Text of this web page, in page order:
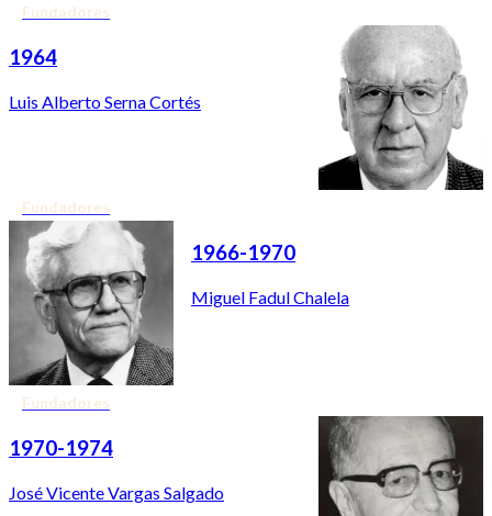
Fundadores
1964
Luis Alberto Serna Cortés
Fundadores
1966-1970
Miguel Fadul Chalela
Fundadores
1970-1974
José Vicente Vargas Salgado